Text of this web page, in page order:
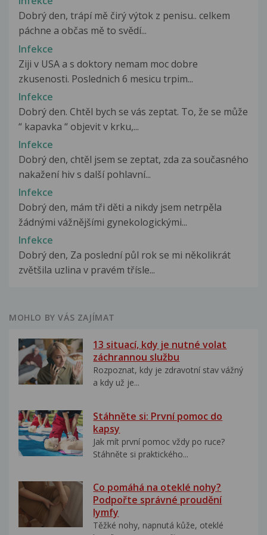
Dobrý den, trápí mě čirý výtok z penisu.. celkem
páchne a občas mě to svědí...
Infekce
Ziji v USA a s doktory nemam moc dobre
zkusenosti. Poslednich 6 mesicu trpim...
Infekce
Dobrý den. Chtěl bych se vás zeptat. To, že se může
“ kapavka “ objevit v krku,...
Infekce
Dobrý den, chtěl jsem se zeptat, zda za současného
nakažení hiv s další pohlavní...
Infekce
Dobrý den, mám tři děti a nikdy jsem netrpěla
žádnými vážnějšími gynekologickými...
Infekce
Dobrý den, Za poslední půl rok se mi několikrát
zvětšila uzlina v pravém třísle...
MOHLO BY VÁS ZAJÍMAT
13 situací, kdy je nutné volat
záchrannou službu
Rozpoznat, kdy je zdravotní stav vážný
a kdy už je...
Stáhněte si: První pomoc do
kapsy
Jak mít první pomoc vždy po ruce?
Stáhněte si praktického...
Co pomáhá na oteklé nohy?
Podpořte správné proudění
lymfy
Těžké nohy, napnutá kůže, oteklé